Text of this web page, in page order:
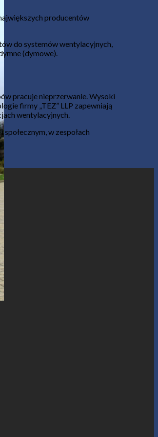
producentów
do systemów wentylacyjnych,
(dymowe).
pracuje nieprzerwanie. Wysoki
firmy „TEZ” LLP zapewniają
wentylacyjnych.
w zespołach